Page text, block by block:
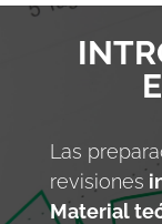
Las
revisiones
Material